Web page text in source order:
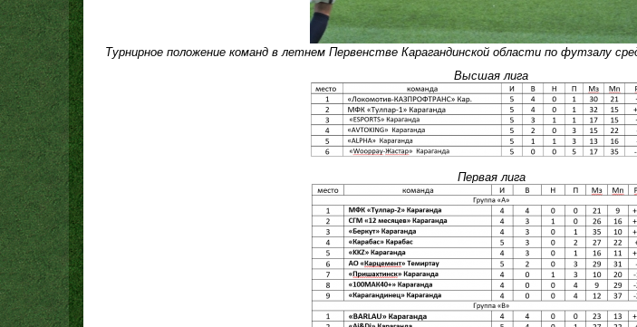
Турнирное положение команд в летнем Первенстве Карагандинской области по футзалу
Высшая лига
Первая лига